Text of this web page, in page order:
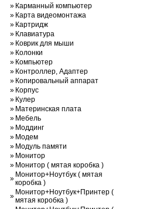
» Карманный компьютер
» Карта видеомонтажа
» Картридж
» Клавиатура
» Коврик для мыши
» Колонки
» Компьютер
» Контроллер, Адаптер
» Копировальный аппарат
» Корпус
» Кулер
» Материнская плата
» Мебель
» Моддинг
» Модем
» Модуль памяти
» Монитор
» Монитор ( мятая коробка )
» Монитор+Ноутбук ( мятая
коробка )
» Монитор+Ноутбук+Принтер (
мятая коробка )